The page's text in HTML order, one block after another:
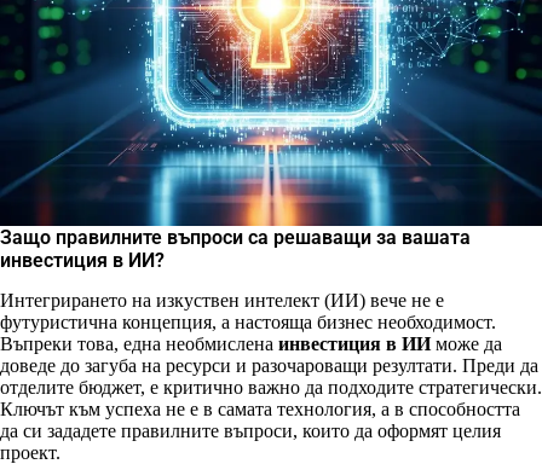
Защо правилните въпроси са решаващи за вашата
инвестиция в ИИ?
Интегрирането на изкуствен интелект (ИИ) вече не е
футуристична концепция, а настояща бизнес необходимост.
Въпреки това, една необмислена инвестиция в ИИможе да
доведе до загуба на ресурси и разочароващи резултати. Преди да
отделите бюджет, е критично важно да подходите стратегически.
Ключът към успеха не е в самата технология, а в способността
да си зададете правилните въпроси, които да оформят целия
проект.